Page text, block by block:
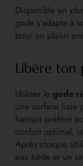
Disponible en
gode s’adapte à
pour un plaisir
Libère ton
Utiliser le gode
une surface lisse
harnais préféré
confort optimal,
Après chaque
eau tiède et un